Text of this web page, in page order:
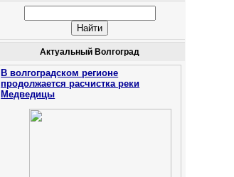
Актуальный Волгоград
В волгоградском регионе
продолжается расчистка реки
Медведицы